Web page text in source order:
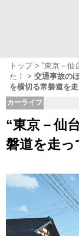
トップ
“東京－仙
た！
交通事故の
を横切る常磐道を
カーライフ
“東京－仙
磐道を走っ